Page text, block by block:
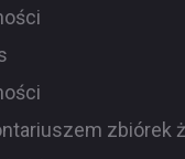
zbiórek